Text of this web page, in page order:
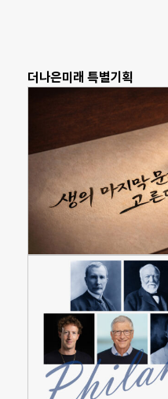
더나은미래 특별기획